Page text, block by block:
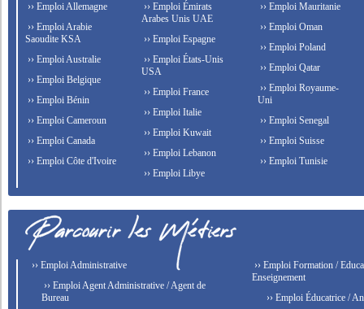
›› Emploi Allemagne
›› Emploi Arabie
Saoudite KSA
›› Emploi Australie
›› Emploi Belgique
›› Emploi Bénin
›› Emploi Cameroun
›› Emploi Canada
›› Emploi Côte d'Ivoire
›› Emploi Émirats
Arabes Unis UAE
›› Emploi Espagne
›› Emploi États-Unis
USA
›› Emploi France
›› Emploi Italie
›› Emploi Kuwait
›› Emploi Lebanon
›› Emploi Libye
›› Emploi Mauritanie
›› Emploi Oman
›› Emploi Poland
›› Emploi Qatar
›› Emploi Royaume-
Uni
›› Emploi Senegal
›› Emploi Suisse
›› Emploi Tunisie
›› Emploi Administrative
›› Emploi Agent Administrative / Agent de
Bureau
›› Emploi Formation /
Enseignement
›› Emploi Éducatrice /